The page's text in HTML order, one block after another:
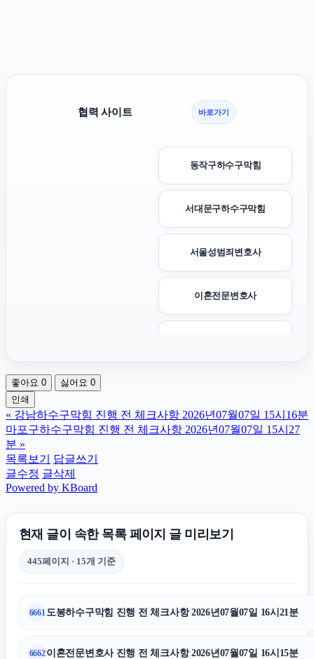
협력 사이트 바로가기
동작구하수구막힘
서대문구하수구막힘
서울성범죄변호사
이혼전문변호사
인천탐정사무소
시트파일
좋아요 0 싫어요 0
인쇄
« 강남하수구막힘 진행 전 체크사항 2026년07월07일 15시16분
마포구하수구막힘 진행 전 체크사항 2026년07월07일 15시27
분 »
목록보기
답글쓰기
글수정 글삭제
Powered by KBoard
현재 글이 속한 목록 페이지 글 미리보기
445페이지 · 15개 기준
6661 도봉하수구막힘 진행 전 체크사항 2026년07월07일 16시21분
6662이혼전문변호사 진행 전 체크사항 2026년07월07일 16시15분